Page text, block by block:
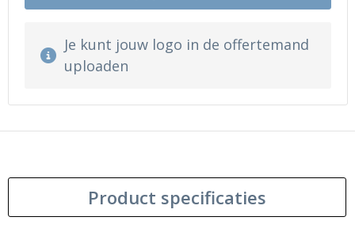
Je kunt jouw logo in de offertemand
uploaden
Product specificaties